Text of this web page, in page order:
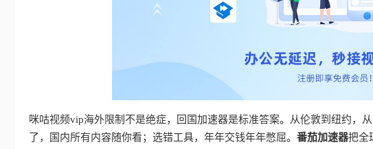
咪咕视频vip海外限制不是绝症，回国加速器是标准答案。从伦敦到纽约，
了，国内所有内容随你看；选错工具，年年交钱年年憋屈。 番茄加速器把全